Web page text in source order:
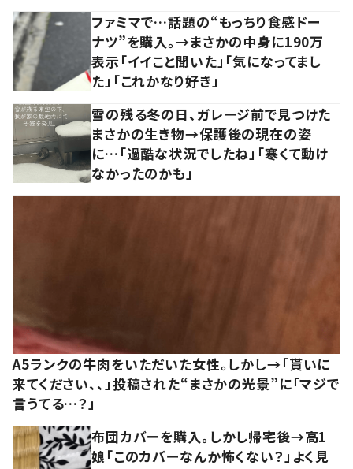
ファミマで…話題の“もっちり食感ドー
ナツ”を購入。→まさかの中身に190万
表示「イイこと聞いた」「気になってまし
た」「これかなり好き」
雪の残る冬の日、ガレージ前で見つけた
まさかの生き物→保護後の現在の姿
に…「過酷な状況でしたね」「寒くて動け
なかったのかも」
A5ランクの牛肉をいただいた女性。しかし→「貰いに
来てください、、」投稿された“まさかの光景”に「マジで
言うてる…？」
布団カバーを購入。しかし帰宅後→高1
娘「このカバーなんか怖くない？」よく見